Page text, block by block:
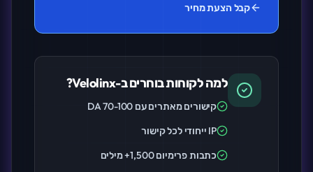
קבל הצעת מחיר
למה לקוחות בוחרים ב-Velolinx?
קישורים מאתרים עם DA 70-100
IP ייחודי לכל קישור
כתבות פרימיום 1,500+ מילים